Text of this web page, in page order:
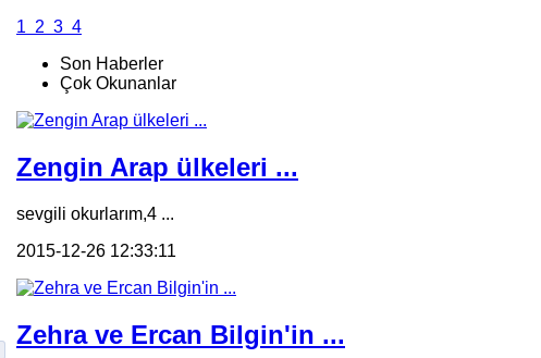
1 2 3 4
Son Haberler
Çok Okunanlar
Zengin Arap ülkeleri ...
sevgili okurlarım,4 ...
2015-12-26 12:33:11
Zehra ve Ercan Bilgin'in ...